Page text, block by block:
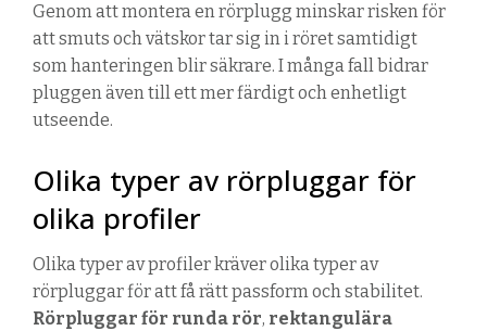
Genom att montera en rörplugg minskar risken för
att smuts och vätskor tar sig in i röret samtidigt
som hanteringen blir säkrare. I många fall bidrar
pluggen även till ett mer färdigt och enhetligt
utseende.
Olika typer av rörpluggar för
olika profiler
Olika typer av profiler kräver olika typer av
rörpluggar för att få rätt passform och stabilitet.
Rörpluggar för runda rör, rektangulära